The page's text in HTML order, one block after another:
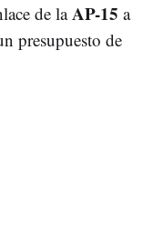
de laAP-15 a
presupuesto de